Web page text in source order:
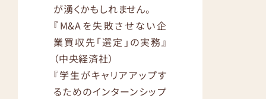
が湧くかもしれません。
『M&Aを失敗させない企
業買収先「選定」の実務』
（中央経済社）
『学生がキャリアアップす
るためのインターンシップ